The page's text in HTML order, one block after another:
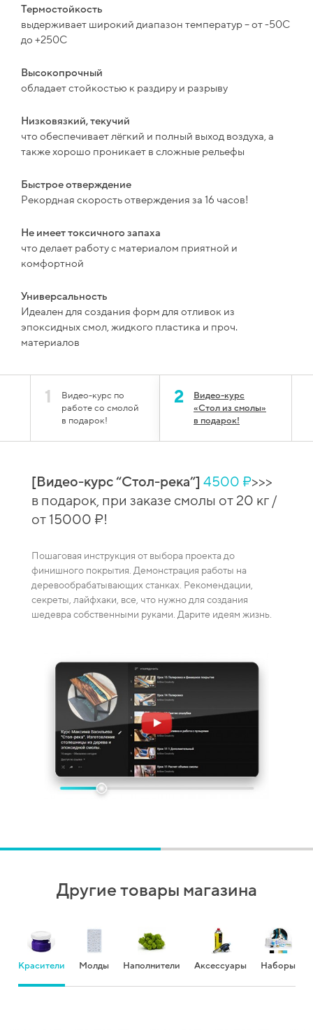
Термостойкость
выдерживает широкий диапазон температур – от -50С
до +250С
Высокопрочный
обладает стойкостью к раздиру и разрыву
Низковязкий, текучий
что обеспечивает лёгкий и полный выход воздуха, а
также хорошо проникает в сложные рельефы
Быстрое отверждение
Рекордная скорость отверждения за 16 часов!
Не имеет токсичного запаха
что делает работу с материалом приятной и
комфортной
Универсальность
Идеален для создания форм для отливок из
эпоксидных смол, жидкого пластика и проч.
материалов
1
Видео-курс по
работе со смолой
в подарок!
2
Видео-курс
«Стол из смолы»
в подарок!
[Видео-курс “Стол-река”] 4500 ₽>>>
в подарок, при заказе смолы от 20 кг /
от 15000 ₽!
Пошаговая инструкция от выбора проекта до
финишного покрытия. Демонстрация работы на
деревообрабатывающих станках. Рекомендации,
секреты, лайфхаки, все, что нужно для создания
шедевра собственными руками. Дарите идеям жизнь.
Другие товары магазина
Красители Молды Наполнители Аксессуары Наборы